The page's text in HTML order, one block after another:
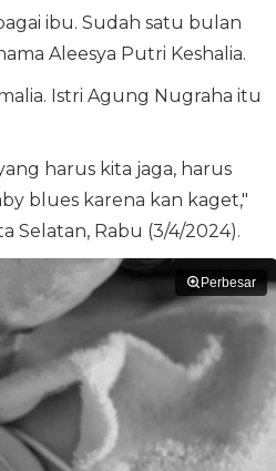
ibu. Sudah satu bulan
Aleesya Putri Keshalia.
Istri Agung Nugraha itu
harus kita jaga, harus
blues karena kan kaget,"
Selatan, Rabu (3/4/2024).
Perbesar